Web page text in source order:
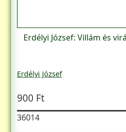
Erdélyi József: Villám és
Erdélyi József
900 Ft
36014